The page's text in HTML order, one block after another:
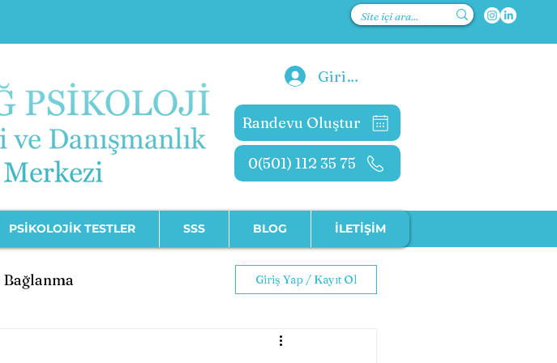
Giriş Yap
Randevu Oluştur
0(501) 112 35 75
PSİKOLOJİK TESTLER SSS BLOG İLETİŞİM
Giriş Yap / Kayıt Ol